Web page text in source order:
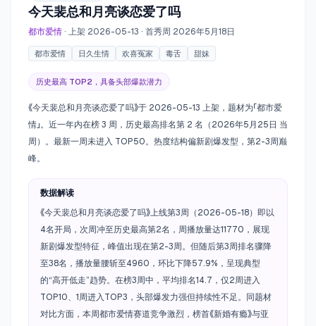
今天裴总和月亮谈恋爱了吗
都市爱情 · 上架 2026-05-13 · 首秀周 2026年5月18日
都市爱情 日久生情 欢喜冤家 毒舌 甜妹
历史最高 TOP2，具备头部爆款潜力
《今天裴总和月亮谈恋爱了吗》于 2026-05-13 上架，题材为「都市爱
情」。近一年内在榜 3 周，历史最高排名第 2 名（2026年5月25日 当
周）。最新一周未进入 TOP50。热度结构偏新剧爆发型，第2-3周巅
峰。
数据解读
《今天裴总和月亮谈恋爱了吗》上线第3周（2026-05-18）即以
4名开局，次周冲至历史最高第2名，周播放量达11770，展现
新剧爆发型特征，峰值出现在第2-3周。但随后第3周排名骤降
至38名，播放量腰斩至4960，环比下降57.9%，呈现典型
的“高开低走”趋势。在榜3周中，平均排名14.7，仅2周进入
TOP10、1周进入TOP3，头部爆发力强但持续性不足。同题材
对比方面，本周都市爱情赛道竞争激烈，榜首《新婚有瘾》与亚